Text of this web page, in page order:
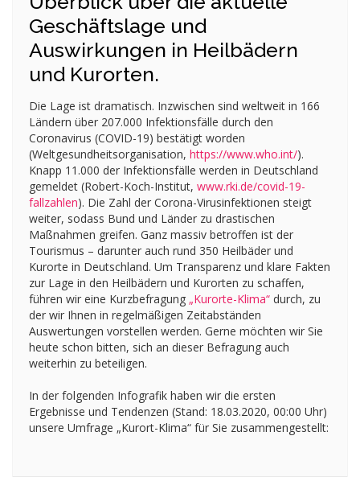
Geschäftslage und
Auswirkungen in Heilbädern
und Kurorten.
Die Lage ist dramatisch. Inzwischen sind weltweit in 166
Ländern über 207.000 Infektionsfälle durch den
Coronavirus (COVID-19) bestätigt worden
(Weltgesundheitsorganisation, https://www.who.int/).
Knapp 11.000 der Infektionsfälle werden in Deutschland
gemeldet (Robert-Koch-Institut, www.rki.de/covid-19-
fallzahlen). Die Zahl der Corona-Virusinfektionen steigt
weiter, sodass Bund und Länder zu drastischen
Maßnahmen greifen. Ganz massiv betroffen ist der
Tourismus – darunter auch rund 350 Heilbäder und
Kurorte in Deutschland. Um Transparenz und klare Fakten
zur Lage in den Heilbädern und Kurorten zu schaffen,
führen wir eine Kurzbefragung „Kurorte-Klima“ durch, zu
der wir Ihnen in regelmäßigen Zeitabständen
Auswertungen vorstellen werden. Gerne möchten wir Sie
heute schon bitten, sich an dieser Befragung auch
weiterhin zu beteiligen.
In der folgenden Infografik haben wir die ersten
Ergebnisse und Tendenzen (Stand: 18.03.2020, 00:00 Uhr)
unsere Umfrage „Kurort-Klima“ für Sie zusammengestellt: